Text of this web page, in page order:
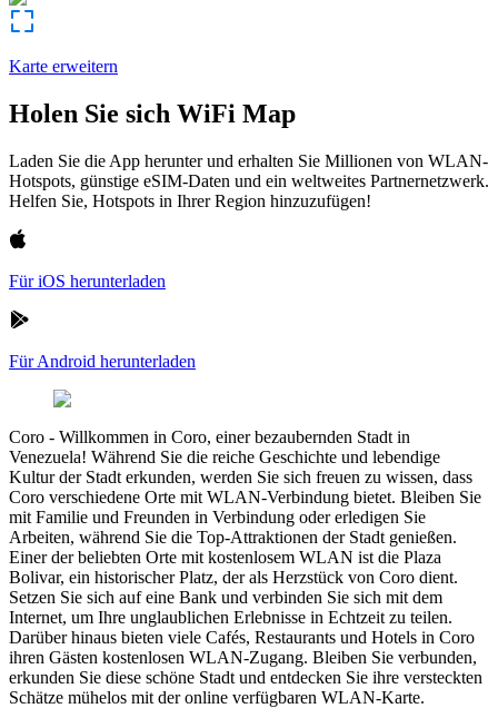
Karte erweitern
Holen Sie sich WiFi Map
Laden Sie die App herunter und erhalten Sie Millionen von WLAN-
Hotspots, günstige eSIM-Daten und ein weltweites Partnernetzwerk.
Helfen Sie, Hotspots in Ihrer Region hinzuzufügen!
Für iOS herunterladen
Für Android herunterladen
Coro - Willkommen in Coro, einer bezaubernden Stadt in
Venezuela! Während Sie die reiche Geschichte und lebendige
Kultur der Stadt erkunden, werden Sie sich freuen zu wissen, dass
Coro verschiedene Orte mit WLAN-Verbindung bietet. Bleiben Sie
mit Familie und Freunden in Verbindung oder erledigen Sie
Arbeiten, während Sie die Top-Attraktionen der Stadt genießen.
Einer der beliebten Orte mit kostenlosem WLAN ist die Plaza
Bolivar, ein historischer Platz, der als Herzstück von Coro dient.
Setzen Sie sich auf eine Bank und verbinden Sie sich mit dem
Internet, um Ihre unglaublichen Erlebnisse in Echtzeit zu teilen.
Darüber hinaus bieten viele Cafés, Restaurants und Hotels in Coro
ihren Gästen kostenlosen WLAN-Zugang. Bleiben Sie verbunden,
erkunden Sie diese schöne Stadt und entdecken Sie ihre versteckten
Schätze mühelos mit der online verfügbaren WLAN-Karte.